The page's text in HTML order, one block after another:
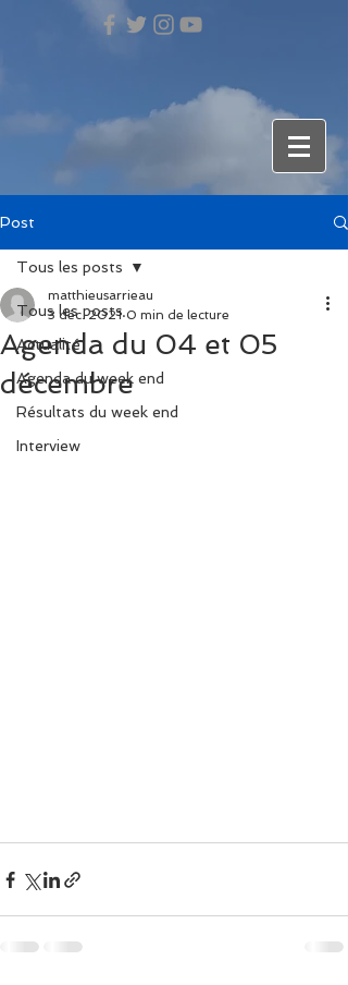
Post
Tous les posts
Actualité
Agenda du week end
Résultats du week end
Interview
Tous les posts
Agenda du 04 et 05
décembre
matthieusarrieau
3 déc. 2021 0 min de lecture